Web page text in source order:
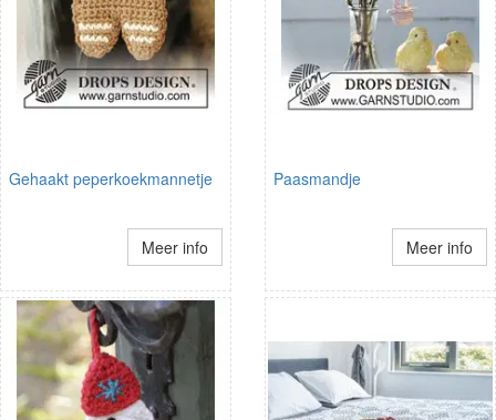
Gehaakt peperkoekmannetje
Meer info
Paasmandje
Meer info